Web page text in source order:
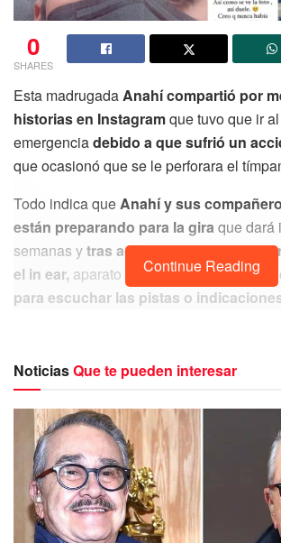
0
SHARES
Esta madrugadaAnahí compartió por
historias en Instagramque tuvo que ir
emergenciadebido a que sufrió un
que ocasionó que se le perforara el
Todo indica queAnahí y sus
están preparando para la gira que dará
semanas ytras acudir a que le
el in ear, aparato que los cantantes se
para escuchar las pistas o
Continue Reading
NoticiasQue te pueden interesar